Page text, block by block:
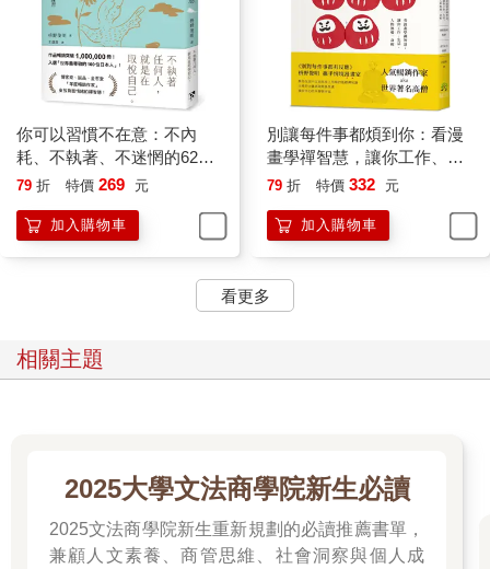
◉為了不被今日拖累的明日
工作期間桌上免不了一片凌亂，因為有許多工作無法靠電腦處
理，因此桌上散落著各式文件、書籍、筆記本和文具。這個狀態
好像是證明你很認真工作，問題是你沒有把桌面收拾乾淨就回
家。
因為不整理就回家，隔天上班時就無法用嶄新的心情面對工作：
「好，動工！」若是桌面一片雜亂，幹勁就會被削弱。開始工作
有些讀者或許覺得不要整理，更容易延續前一天的工作狀態，但
我反而認為會被未完的昨天所拖累，腦袋一片混亂。
結束一天的工作後，請大家把桌面收拾乾淨，畫下今日的完美句
點。為了心理健康著想，這是很重要的小習慣。
把下班前的整理當成例行公事。
生活只有工作的人，大多沒有興趣，只要一到假日就無事可做，
不知所措。
這樣的人好像把興趣想得太嚴肅了，他們認為興趣就是需要培養
你可以習慣不在意：不內
耗、不執著、不迷惘的62個
心態重整練習
79 折 特價 269 元
加入購物車
別讓每件事都煩到你：看漫
畫學禪智慧，讓你工作、生
活、人際無憂一身輕
79 折 特價 332 元
加入購物車
看更多
相關主題
2025大學文法商學院新生必讀
2025文法商學院新生重新規劃的必讀推薦書單，
兼顧人文素養、商管思維、社會洞察與個人成